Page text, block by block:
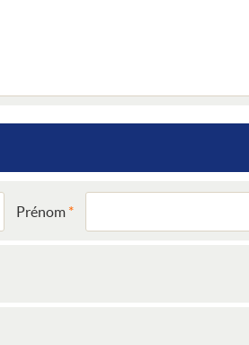
Prénom